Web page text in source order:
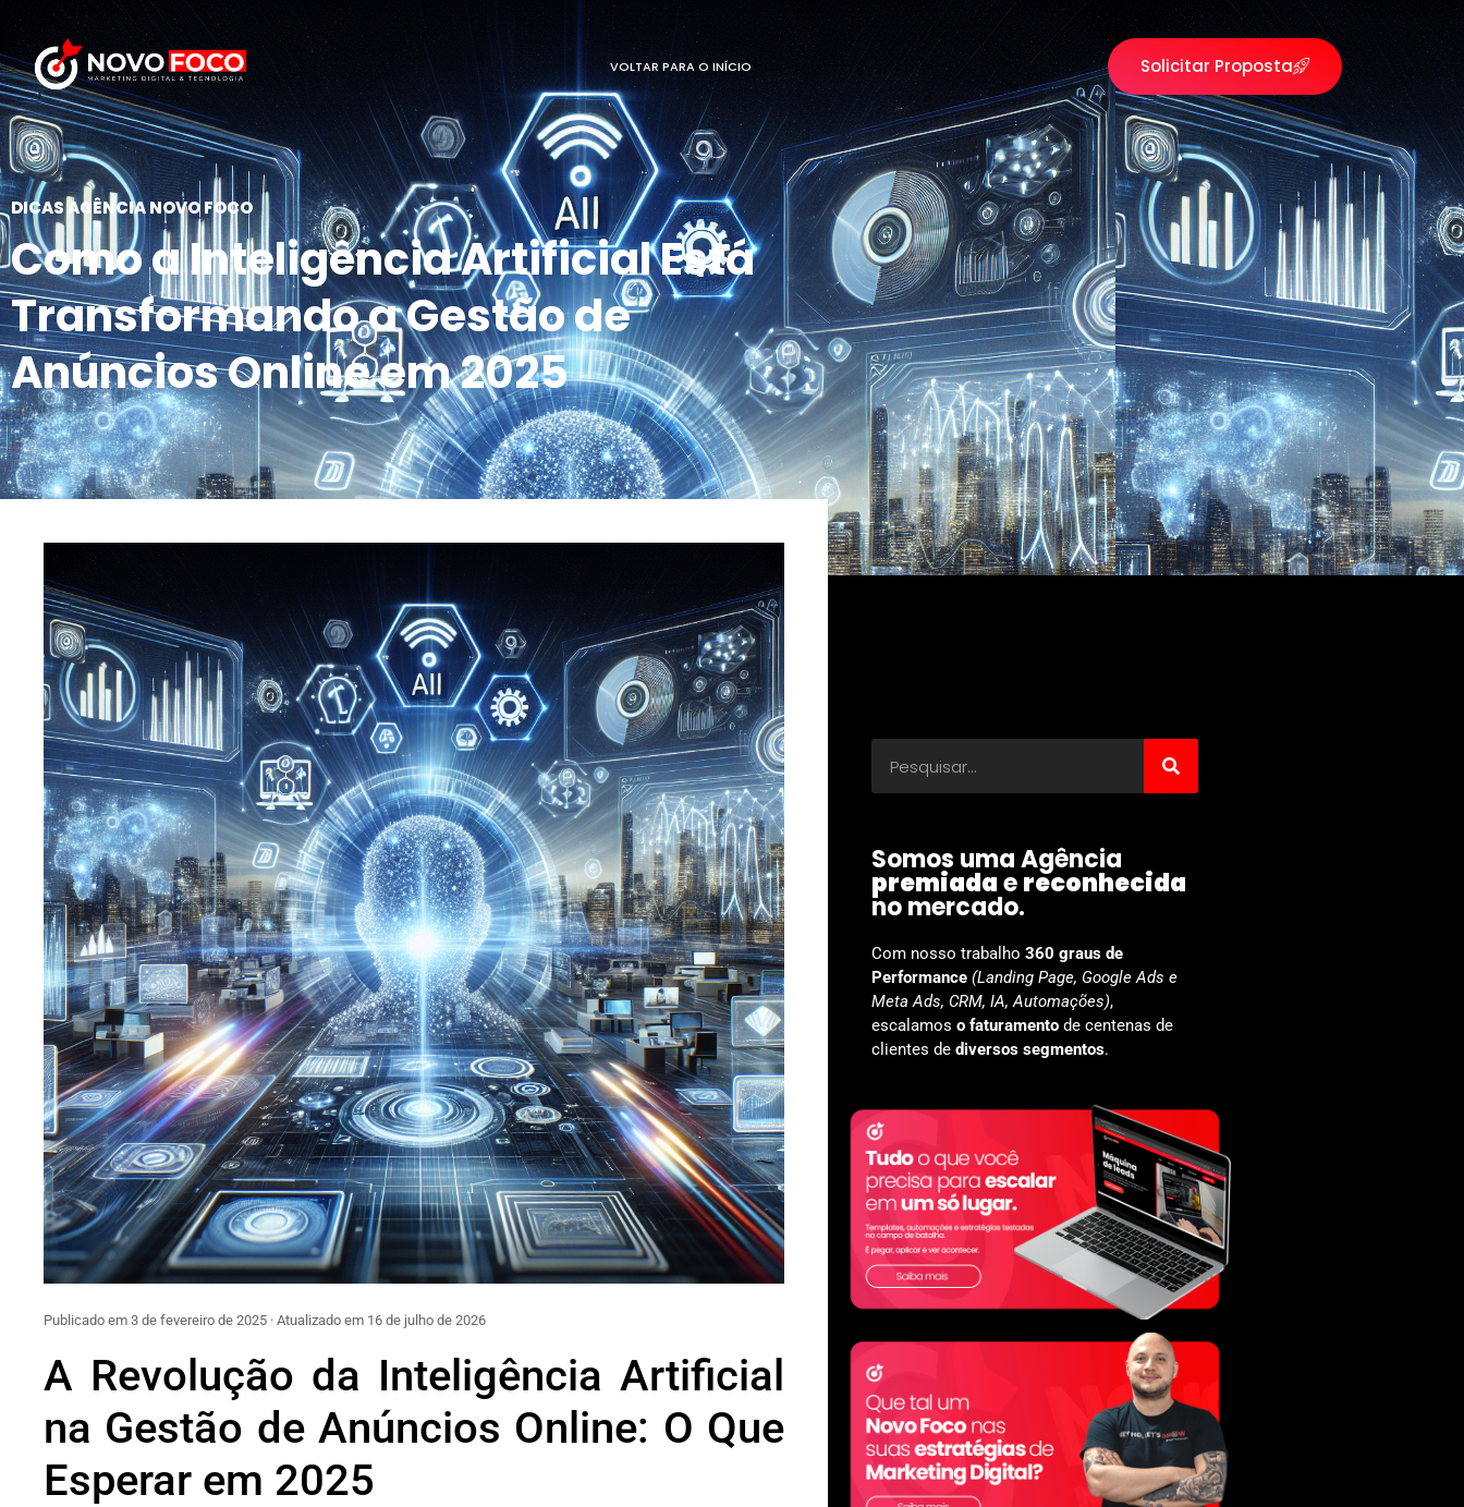
VOLTAR PARA O INÍCIO Solicitar Proposta
DICAS AGÊNCIA NOVO FOCO
Como a Inteligência Artificial Está
Transformando a Gestão de
Anúncios Online em 2025
Publicado em 3 de fevereiro de 2025 · Atualizado em 16 de julho de 2026
A Revolução da Inteligência Artificial
na Gestão de Anúncios Online: O Que
Esperar em 2025
Somos uma Agência
premiadaereconhecida
no mercado.
Com nosso trabalho 360 graus de
Performance (Landing Page, Google Ads e
Meta Ads, CRM, IA, Automações),
escalamos o faturamentode centenas de
clientes de diversos segmentos.